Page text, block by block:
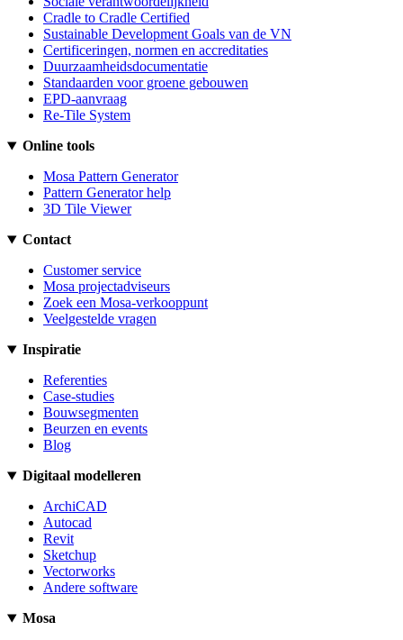
Cradle to Cradle Certified
Sustainable Development Goals van de VN
Certificeringen, normen en accreditaties
Duurzaamheidsdocumentatie
Standaarden voor groene gebouwen
EPD-aanvraag
Re-Tile System
Online tools
Mosa Pattern Generator
Pattern Generator help
3D Tile Viewer
Contact
Customer service
Mosa projectadviseurs
Zoek een Mosa-verkooppunt
Veelgestelde vragen
Inspiratie
Referenties
Case-studies
Bouwsegmenten
Beurzen en events
Blog
Digitaal modelleren
ArchiCAD
Autocad
Revit
Sketchup
Vectorworks
Andere software
Mosa